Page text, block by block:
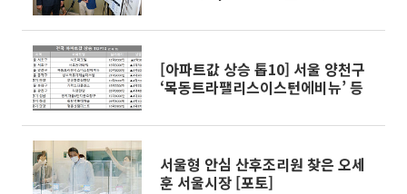
[아파트값 상승 톱10] 서울 양천구
‘목동트라팰리스이스턴에비뉴’ 등
서울형 안심 산후조리원 찾은 오세
훈 서울시장 [포토]